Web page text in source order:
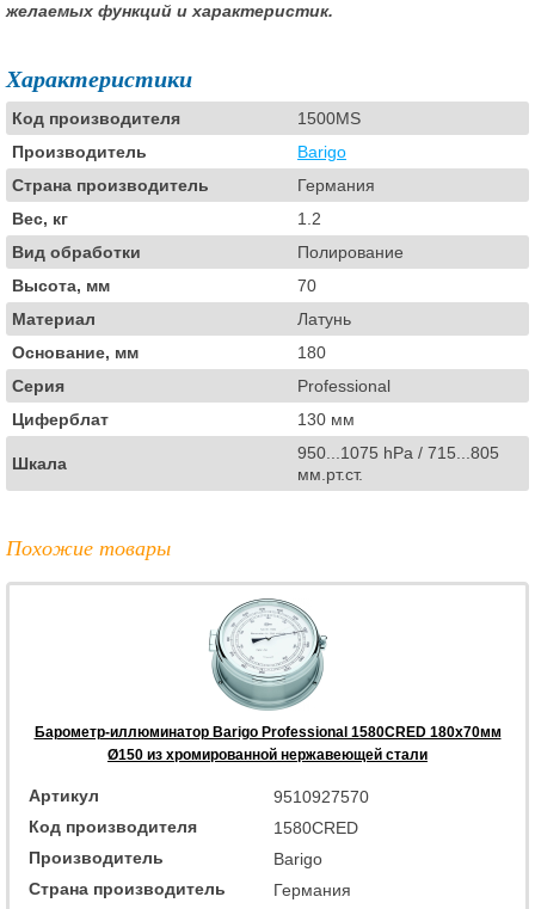
желаемых функций и характеристик.
Характеристики
Код производителя
1500MS
Производитель
Barigo
Страна производитель
Германия
Вес, кг
1.2
Вид обработки
Полирование
Высота, мм
70
Материал
Латунь
Основание, мм
180
Серия
Professional
Циферблат
130 мм
Шкала
950...1075 hPa / 715...805
мм.рт.ст.
Похожие товары
Барометр-иллюминатор Barigo Professional 1580CRED 180x70мм
Ø150 из хромированной нержавеющей стали
Артикул
9510927570
Код производителя
1580CRED
Производитель
Barigo
Страна производитель
Германия